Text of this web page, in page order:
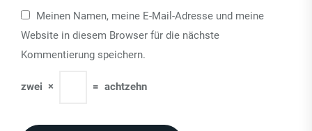
Meinen Namen, meine E-Mail-Adresse und meine
Website in diesem Browser für die nächste
Kommentierung speichern.
zwei × = achtzehn